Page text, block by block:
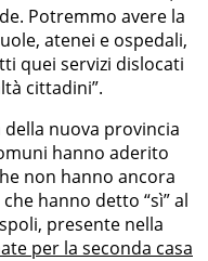
Potremmo avere la
atenei e ospedali,
quei servizi dislocati
cittadini”.
della nuova provincia
hanno aderito
non hanno ancora
hanno detto “sì” al
presente nella
per la seconda casa